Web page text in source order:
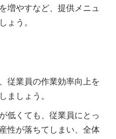
増やすなど、提供メニュ
ょう。
従業員の作業効率向上を
ましょう。
低くても、従業員にとっ
性が落ちてしまい、全体